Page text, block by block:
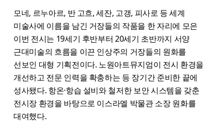
모네, 르누아르, 반 고흐, 세잔, 고갱, 피사로 등 세계
미술사에 이름을 남긴 거장들의 작품을 한 자리에 모은
이번 전시는 19세기 후반부터 20세기 초반까지 서양
근대미술의 흐름을 이끈 인상주의 거장들의 원화를
선보인 대형 기획전이다. 노원아트뮤지엄이 전시 환경을
개선하고 전문 인력을 확충하는 등 장기간 준비한 끝에
성사됐다. 항온·항습 설비와 철저한 보안 시스템을 갖춘
전시장 환경을 바탕으로 이스라엘 박물관 소장 원화를
대여했다.